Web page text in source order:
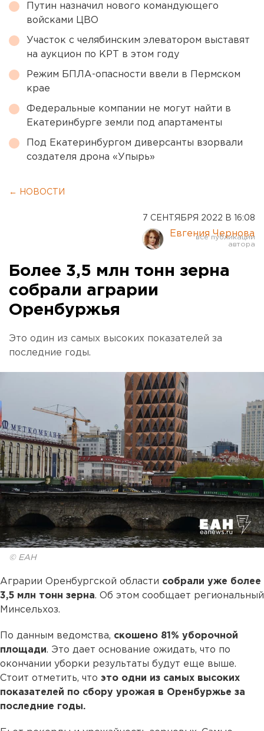
Путин назначил нового командующего
войсками ЦВО
Участок с челябинским элеватором выставят
на аукцион по КРТ в этом году
Режим БПЛА-опасности ввели в Пермском
крае
Федеральные компании не могут найти в
Екатеринбурге земли под апартаменты
Под Екатеринбургом диверсанты взорвали
создателя дрона «Упырь»
← НОВОСТИ
7 СЕНТЯБРЯ 2022 В 16:08
Евгения Чернова
Более 3,5 млн тонн зерна
собрали аграрии
Оренбуржья
Это один из самых высоких показателей за
последние годы.
© ЕАН
Аграрии Оренбургской области собрали уже более
3,5 млн тонн зерна. Об этом сообщает региональный
Минсельхоз.
По данным ведомства, скошено 81% уборочной
площади. Это дает основание ожидать, что по
окончании уборки результаты будут еще выше.
Стоит отметить, что это одни из самых высоких
показателей по сбору урожая в Оренбуржье за
последние годы.